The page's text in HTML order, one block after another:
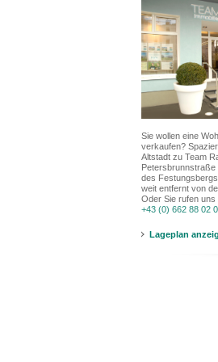
Sie wollen eine
verkaufen?
Altstadt zu Team
Petersbrunnstraße
des
weit entfernt von
Oder Sie rufen uns
+43 (0) 662 88 02
Lageplan